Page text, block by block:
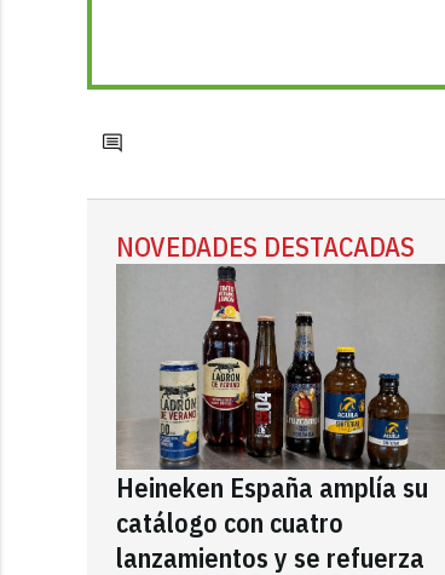
NOVEDADES DESTACADAS
Heineken España amplía su
catálogo con cuatro
lanzamientos y se refuerza